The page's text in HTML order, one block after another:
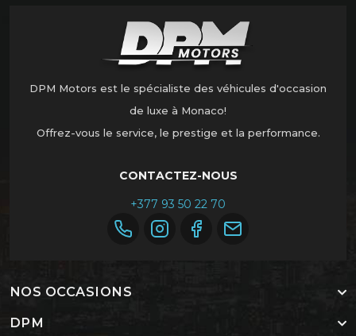
DPM Motors est le spécialiste des véhicules d'occasion
de luxe à Monaco!
Offrez-vous le service, le prestige et la performance.
CONTACTEZ-NOUS
+377 93 50 22 70
NOS OCCASIONS
DPM